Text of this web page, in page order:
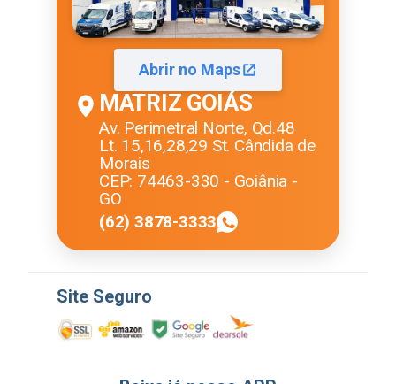
Abrir no Maps
MATRIZ GOIÁS
Av. Perimetral Norte, Qd.48
Lt. 15,16,28,29 St. Cândida de
Morais
CEP: 74463-330 - Goiânia -
GO
(62) 3878-3333
Site Seguro